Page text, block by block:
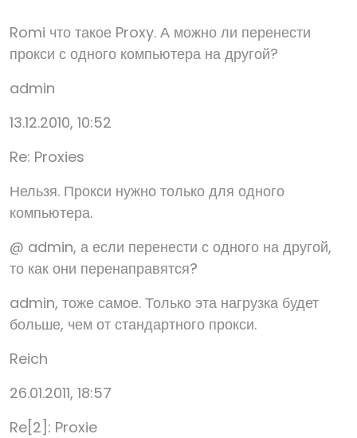
Romi что такое Proxy. А можно ли перенести
прокси с одного компьютера на другой?
admin
13.12.2010, 10:52
Re: Proxies
Нельзя. Прокси нужно только для одного
компьютера.
@ admin, а если перенести с одного на другой,
то как они перенаправятся?
admin, тоже самое. Только эта нагрузка будет
больше, чем от стандартного прокси.
Reich
26.01.2011, 18:57
Re[2]: Proxie